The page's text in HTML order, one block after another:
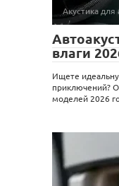
Акустика для
влаги
Ищете
приключений?
моделей 2026